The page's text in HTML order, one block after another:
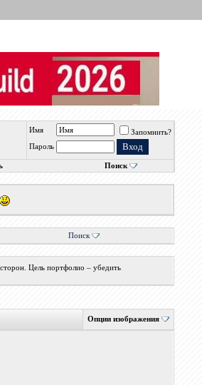
Имя
Запомнить?
Пароль
Поиск
Поиск
Цель портфолио – убедить
Опции изображения